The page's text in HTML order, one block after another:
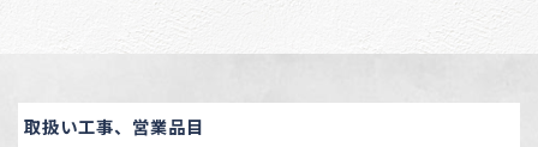
取扱い工事、営業品目